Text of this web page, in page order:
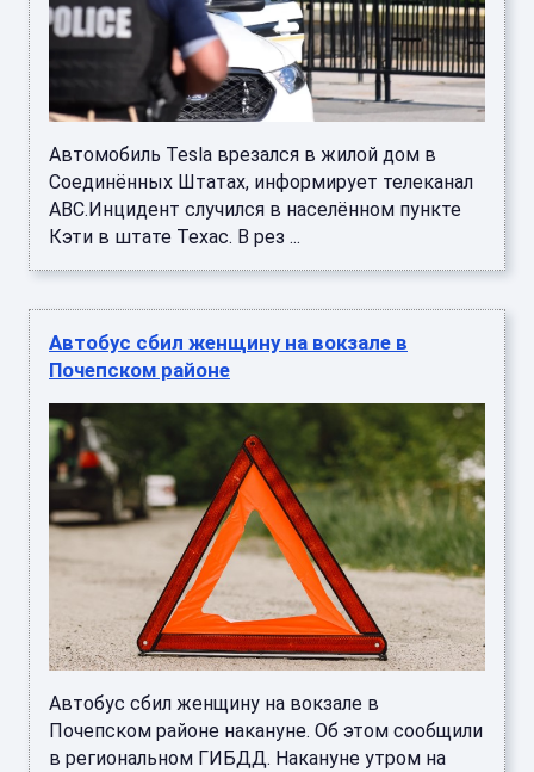
Автомобиль Tesla врезался в жилой дом в
Соединённых Штатах, информирует телеканал
ABC.Инцидент случился в населённом пункте
Кэти в штате Техас. В рез ...
Автобус сбил женщину на вокзале в
Почепском районе
Автобус сбил женщину на вокзале в
Почепском районе накануне. Об этом сообщили
в региональном ГИБДД. Накануне утром на